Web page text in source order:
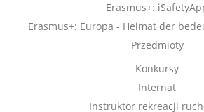
Erasmus+:
Erasmus+: Europa - Heimat der
Przedmioty
Konkursy
Internat
Instruktor rekreacji